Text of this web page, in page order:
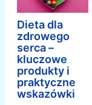
Dieta dla
zdrowego
serca –
kluczowe
produkty i
praktyczne
wskazówki